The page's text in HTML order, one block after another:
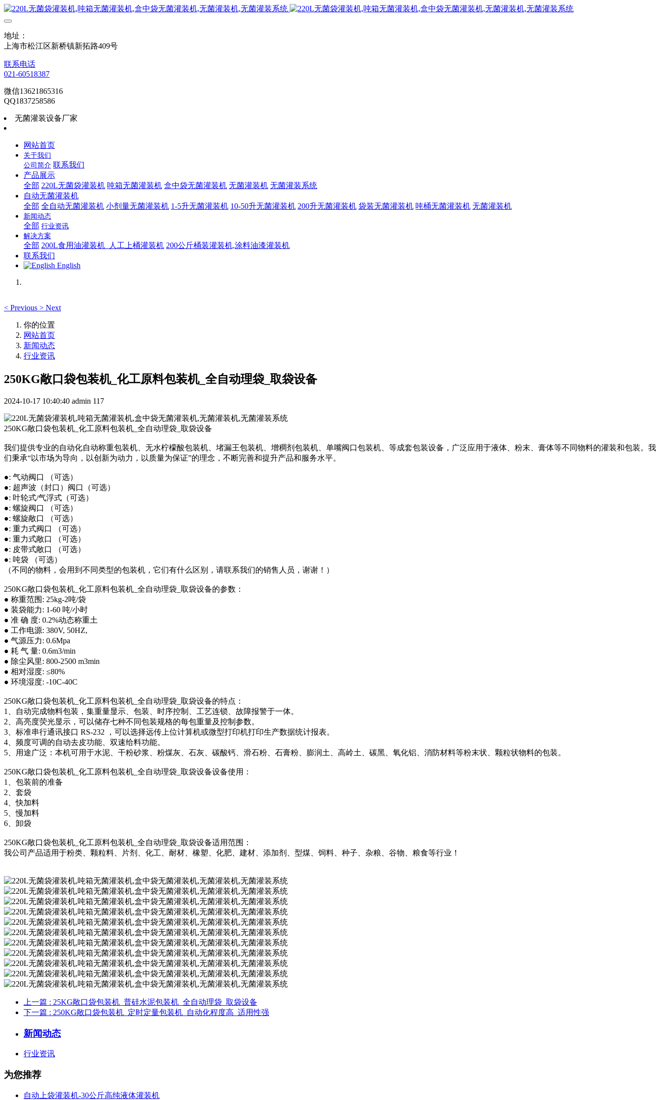
地址：
上海市松江区新桥镇新拓路409号
联系电话
021-60518387
微信13621865316
QQ1837258586
无菌灌装设备厂家
网站首页
关于我们
公司简介 联系我们
产品展示
全部 220L无菌袋灌装机 吨箱无菌灌装机 盒中袋无菌灌装机 无菌灌装机 无菌灌装系统
自动无菌灌装机
全部 全自动无菌灌装机 小剂量无菌灌装机 1-5升无菌灌装机 10-50升无菌灌装机 200升无菌灌装机 袋装无菌灌装机 吨桶无菌灌装机 无菌灌装机
新闻动态
全部 行业资讯
解决方案
全部 200L食用油灌装机_人工上桶灌装机 200公斤桶装灌装机,涂料油漆灌装机
联系我们
English
< Previous > Next
你的位置
网站首页
新闻动态
行业资讯
250KG敞口袋包装机_化工原料包装机_全自动理袋_取袋设备
2024-10-17 10:40:40 admin 117
250KG敞口袋包装机_化工原料包装机_全自动理袋_取袋设备
我们提供专业的自动化自动称重包装机、无水柠檬酸包装机、堵漏王包装机、增稠剂包装机、单嘴阀口包装机、等成套包装设备，广泛应用于液体、粉末、膏体等不同物料的灌装和包装。我
们秉承“以市场为导向，以创新为动力，以质量为保证”的理念，不断完善和提升产品和服务水平。
●: 气动阀口 （可选）
●: 超声波（封口）阀口（可选）
●: 叶轮式/气浮式（可选）
●: 螺旋阀口 （可选）
●: 螺旋敞口 （可选）
●: 重力式阀口 （可选）
●: 重力式敞口 （可选）
●: 皮带式敞口 （可选）
●: 吨袋 （可选）
（不同的物料，会用到不同类型的包装机，它们有什么区别，请联系我们的销售人员，谢谢！）
250KG敞口袋包装机_化工原料包装机_全自动理袋_取袋设备的参数：
● 称重范围: 25kg-2吨/袋
● 装袋能力: 1-60 吨/小时
● 准 确 度: 0.2%动态称重土
● 工作电源: 380V, 50HZ,
● 气源压力: 0.6Mpa
● 耗 气 量: 0.6m3/min
● 除尘风里: 800-2500 m3min
● 相对湿度: ≤80%
● 环境湿度: -10C-40C
250KG敞口袋包装机_化工原料包装机_全自动理袋_取袋设备的特点：
1、自动完成物料包装，集重量显示、包装、时序控制、工艺连锁、故障报警于一体。
2、高亮度荧光显示，可以储存七种不同包装规格的每包重量及控制参数。
3、标准串行通讯接口 RS-232 ，可以选择远传上位计算机或微型打印机打印生产数据统计报表。
4、频度可调的自动去皮功能、双速给料功能。
5、用途广泛：本机可用于水泥、干粉砂浆、粉煤灰、石灰、碳酸钙、滑石粉、石膏粉、膨润土、高岭土、碳黑、氧化铝、消防材料等粉末状、颗粒状物料的包装。
250KG敞口袋包装机_化工原料包装机_全自动理袋_取袋设备设备使用：
1、包装前的准备
2、套袋
4、快加料
5、慢加料
6、卸袋
250KG敞口袋包装机_化工原料包装机_全自动理袋_取袋设备适用范围：
我公司产品适用于粉类、颗粒料、片剂、化工、耐材、橡塑、化肥、建材、添加剂、型煤、饲料、种子、杂粮、谷物、粮食等行业！
上一篇 : 25KG敞口袋包装机_普硅水泥包装机_全自动理袋_取袋设备
下一篇 : 250KG敞口袋包装机_定时定量包装机_自动化程度高_适用性强
新闻动态
行业资讯
为您推荐
自动上袋灌装机-30公斤高纯液体灌装机